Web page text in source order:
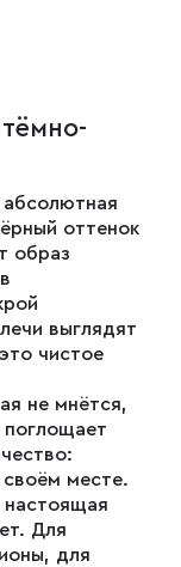
оттенок
образ
выглядят
чистое
не мнётся,
поглощает
месте.
Для
для